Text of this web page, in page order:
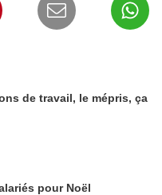
de travail, le mépris, ça
pour Noël